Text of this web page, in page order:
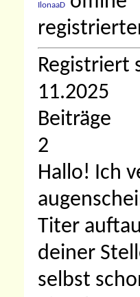
IlonaaD
Registriert
11.2025
Beiträge
2
Hallo! Ich
Titer
deiner
selbst